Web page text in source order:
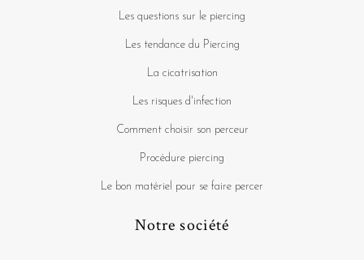
Les questions sur le piercing
Les tendance du Piercing
La cicatrisation
Les risques d'infection
Comment choisir son perceur
Procédure piercing
Le bon matériel pour se faire percer
Notre société